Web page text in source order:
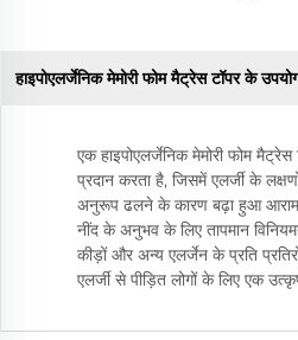
हाइपोएलर्जेनिक मेमोरी फोम मैट्रेस टॉपर के
एक हाइपोएलर्जेनिक मेमोरी फोम
प्रदान करता है, जिसमें एलर्जी के
अनुरूप ढलने के कारण बढ़ा हुआ
नींद के अनुभव के लिए तापमान
कीड़ों और अन्य एलर्जेन के प्रति
एलर्जी से पीड़ित लोगों के लिए एक